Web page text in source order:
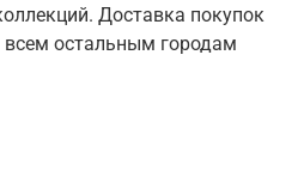
Доставка покупок
всем остальным городам